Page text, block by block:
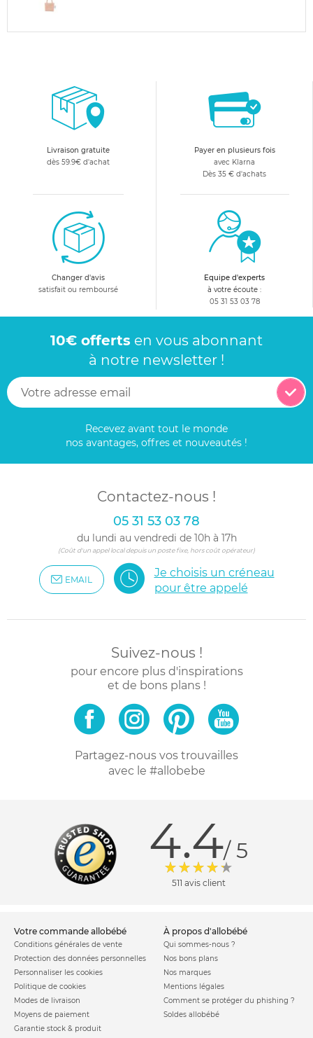
Livraison gratuite
dès 59.9€ d'achat
Payer en plusieurs fois
avec Klarna
Dès 35 € d'achats
Changer d'avis
satisfait ou remboursé
Equipe d'experts
à votre écoute :
05 31 53 03 78
10€ offerts en vous abonnant
à notre newsletter !
Recevez avant tout le monde
nos avantages, offres et nouveautés !
Contactez-nous !
05 31 53 03 78
du lundi au vendredi de 10h à 17h
(Coût d'un appel local depuis un poste fixe, hors coût opérateur)
EMAIL
Je choisis un créneau
pour être appelé
Suivez-nous !
pour encore plus d'inspirations
et de bons plans !
Partagez-nous vos trouvailles
avec le #allobebe
4.4/ 5
511 avis client
votre commande allobébé
Conditions générales de vente
Protection des données personnelles
Personnaliser les cookies
Politique de cookies
Modes de livraison
Moyens de paiement
Garantie stock & produit
à propos d'allobébé
Qui sommes-nous ?
Nos bons plans
Nos marques
Mentions légales
Comment se protéger du phishing ?
Soldes allobébé